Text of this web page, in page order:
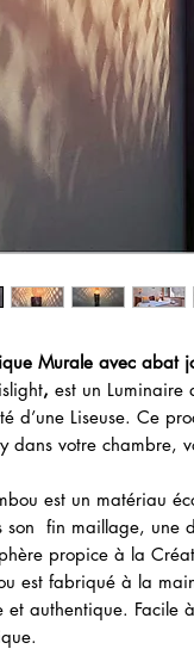
Murale avec abat
, est un Luminaire
d’une Liseuse. Ce
dans votre chambre,
est un matériau
son fin maillage, une
propice à la
est fabriqué à la
et authentique. Facile